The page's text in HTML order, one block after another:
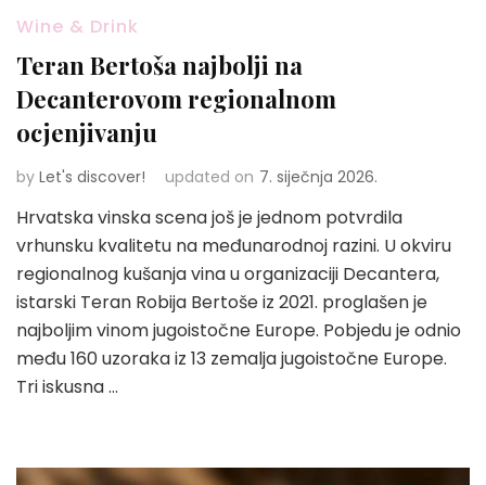
Wine & Drink
Teran Bertoša najbolji na
Decanterovom regionalnom
ocjenjivanju
by Let's discover! updated on 7. siječnja 2026.
Hrvatska vinska scena još je jednom potvrdila
vrhunsku kvalitetu na međunarodnoj razini. U okviru
regionalnog kušanja vina u organizaciji Decantera,
istarski Teran Robija Bertoše iz 2021. proglašen je
najboljim vinom jugoistočne Europe. Pobjedu je odnio
među 160 uzoraka iz 13 zemalja jugoistočne Europe.
Tri iskusna …